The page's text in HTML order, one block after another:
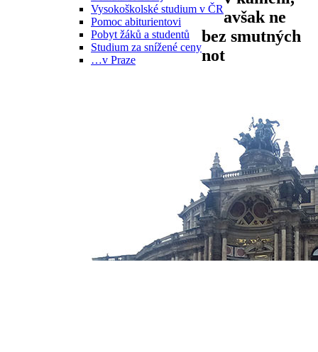
Vysokoškolské studium v ČR
Pomoc abiturientovi
Pobyt žáků a studentů
Studium za snížené ceny
…v Praze
avšak ne
bez smutných
not